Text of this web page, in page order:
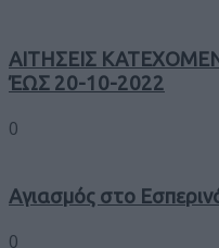
ΑΙΤΗΣΕΙΣ
ΈΩΣ 20-10-2022
0
Αγιασμός στο
0